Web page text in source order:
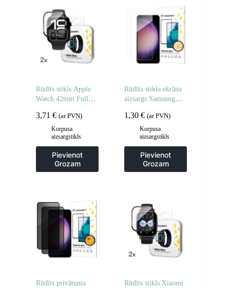
Rūdīts stikls Apple
Watch 42mm Full
3,71 € (ar PVN)
Korpusa
aizsargstikls
Pievienot
Grozam
Rūdīta stikla ekrāna
aizsargs Samsung
stikla ekrāna aizsargs
– 2 gab.
1,30€ (ar PVN)
Korpusa
aizsargstikls
Pievienot
Grozam
Rūdīts privātuma
Rūdīts stikls Xiaomi